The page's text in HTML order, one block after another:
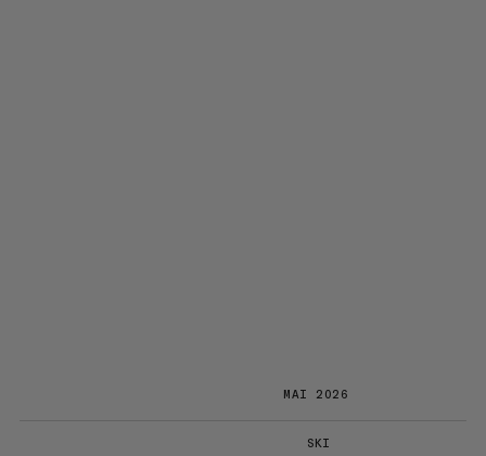
MAI 2026
SKI